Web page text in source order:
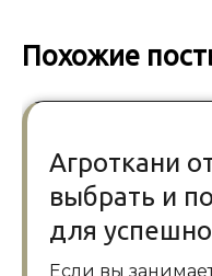
Похожие
Агроткани
выбрать и
для
Если вы занимаетесь огородом или садо